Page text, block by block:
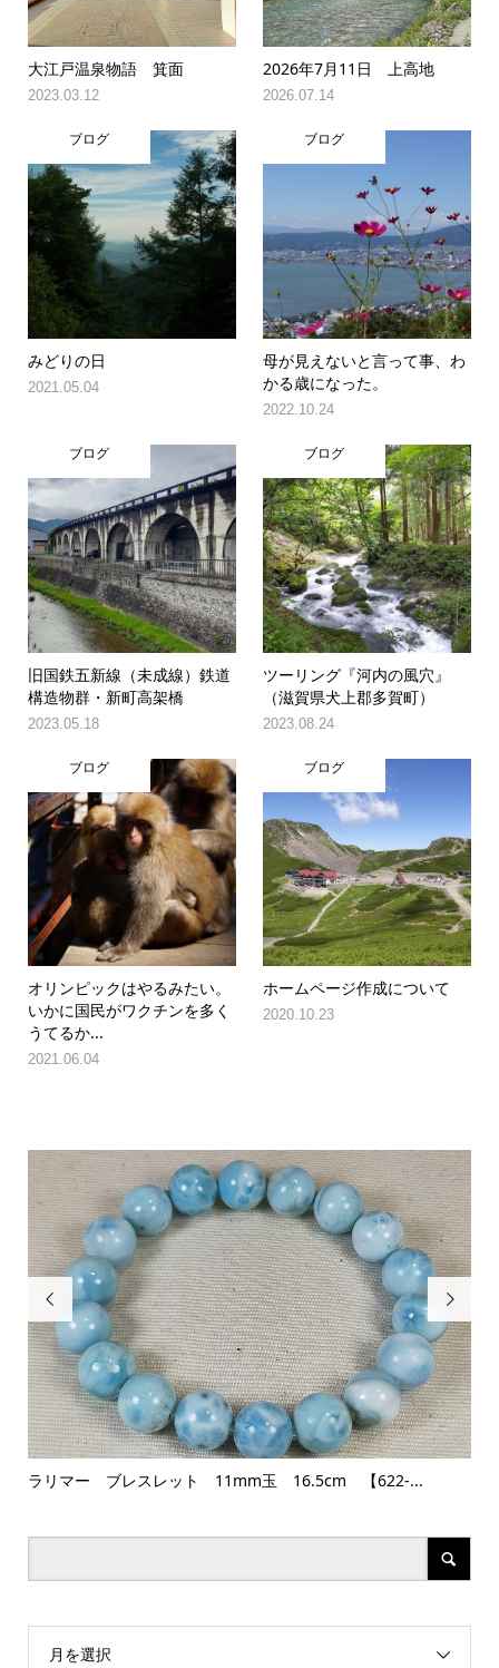
大江戸温泉物語 箕面
2023.03.12
2026年7月11日 上高地
2026.07.14
ブログ
みどりの日
2021.05.04
ブログ
母が見えないと言って事、わ
かる歳になった。
2022.10.24
ブログ
旧国鉄五新線（未成線）鉄道
構造物群・新町高架橋
2023.05.18
ブログ
ツーリング『河内の風穴』
（滋賀県犬上郡多賀町）
2023.08.24
ブログ
オリンピックはやるみたい。
いかに国民がワクチンを多く
うてるか...
2021.06.04
ブログ
ホームページ作成について
2020.10.23

ラリマー ブレスレット 11mm玉 16.5cm 【622-...

月を選択